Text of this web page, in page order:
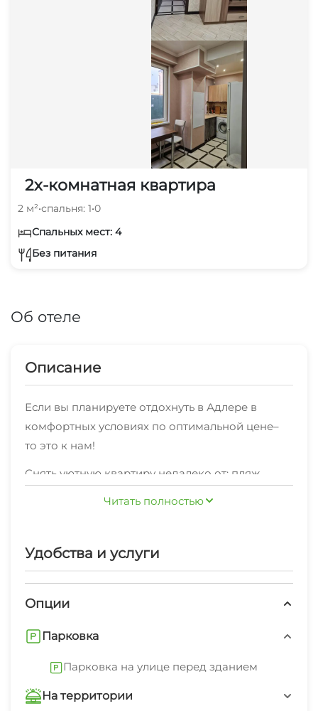
2х-комнатная квартира
2 м²•спальня: 1•0
Спальных мест: 4
Без питания
Об отеле
Описание
Если вы планируете отдохнуть в Адлере в
комфортных условиях по оптимальной цене–
то это к нам!
Снять уютную квартиру недалеко от: пляж
современная бытовая техника, ванная
диван-кровать, кухонный стол, обеденный стол,
оборудованной кухне.
стиральная машина, гладильные
принадлежности, зеленый двор, свч.
У нас запрещено: запрещено курить в
Читать полностью
Удобства и услуги
Опции
Парковка
Парковка на улице перед зданием
На территории